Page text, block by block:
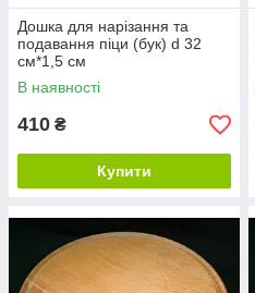
Дошка для нарізання та
подавання піци (бук) d 32
см*1,5 см
В наявності
410 ₴
Купити